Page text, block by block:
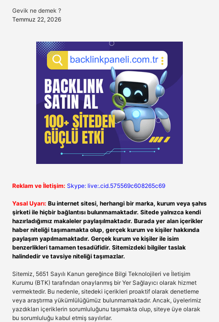
Gevik ne demek ?
Temmuz 22, 2026
Reklam ve İletişim: Skype: live:.cid.575569c608265c69
Yasal Uyarı: Bu internet sitesi, herhangi bir marka, kurum veya şahıs
şirketi ile hiçbir bağlantısı bulunmamaktadır. Sitede yalnızca kendi
hazırladığımız makaleler paylaşılmaktadır. Burada yer alan içerikler
haber niteliği taşımamakta olup, gerçek kurum ve kişiler hakkında
paylaşım yapılmamaktadır. Gerçek kurum ve kişiler ile isim
benzerlikleri tamamen tesadüfidir. Sitemizdeki bilgiler taslak
halindedir ve tavsiye niteliği taşımazlar.
Sitemiz, 5651 Sayılı Kanun gereğince Bilgi Teknolojileri ve İletişim
Kurumu (BTK) tarafından onaylanmış bir Yer Sağlayıcı olarak hizmet
vermektedir. Bu nedenle, sitedeki içerikleri proaktif olarak denetleme
veya araştırma yükümlülüğümüz bulunmamaktadır. Ancak, üyelerimiz
yazdıkları içeriklerin sorumluluğunu taşımakta olup, siteye üye olarak
bu sorumluluğu kabul etmiş sayılırlar.